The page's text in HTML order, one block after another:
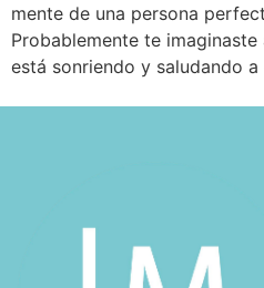
mente de una persona
Probablemente te
está sonriendo y saludando